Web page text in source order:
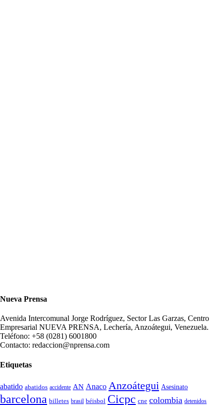
Nueva Prensa
Avenida Intercomunal Jorge Rodríguez, Sector Las Garzas, Centro
Empresarial NUEVA PRENSA, Lechería, Anzoátegui, Venezuela.
Teléfono: +58 (0281) 6001800
Contacto: redaccion@nprensa.com
Etiquetas
abatido abatidos accidente AN Anaco Anzoátegui Asesinato
barcelona billetes brasil béisbol Cicpc cne colombia detenidos